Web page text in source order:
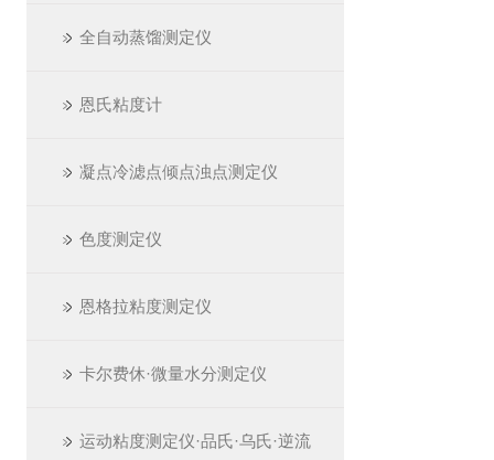
全自动蒸馏测定仪
恩氏粘度计
凝点冷滤点倾点浊点测定仪
色度测定仪
恩格拉粘度测定仪
卡尔费休·微量水分测定仪
运动粘度测定仪·品氏·乌氏·逆流